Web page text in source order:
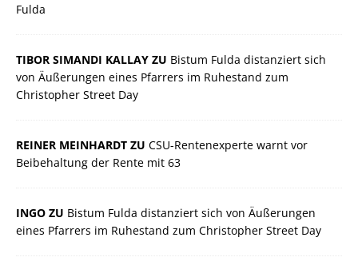
Fulda
TIBOR SIMANDI KALLAY ZU Bistum Fulda distanziert sich
von Äußerungen eines Pfarrers im Ruhestand zum
Christopher Street Day
REINER MEINHARDT ZU CSU-Rentenexperte warnt vor
Beibehaltung der Rente mit 63
INGO ZU Bistum Fulda distanziert sich von Äußerungen
eines Pfarrers im Ruhestand zum Christopher Street Day